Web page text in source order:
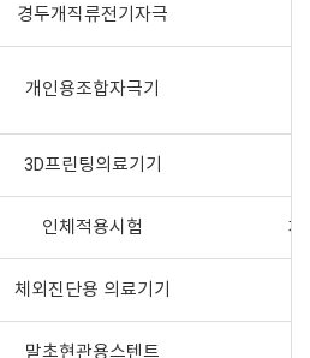
경두개직류전기자극
개인용조합자극기
3D프린팅의료기기
인체적용시험 치
체외진단용 의료기기
말초현관용스텐트